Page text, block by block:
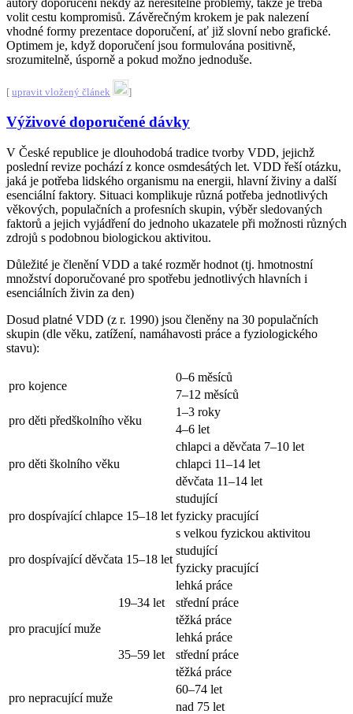
autory doporučení někdy až neřešitelné problémy, takže je třeba
volit cestu kompromisů. Závěrečným krokem je pak nalezení
vhodné formy prezentace doporučení, ať již slovní nebo grafické.
Optimem je, když doporučení jsou formulována positivně,
srozumitelně, úsporně a pokud možno jednoduše.
[ upravit vložený článek ]
Výživové doporučené dávky
V České republice je dlouhodobá tradice tvorby VDD, jejichž
poslední revize pochází z konce osmdesátých let. VDD řeší otázku,
jaká je potřeba lidského organismu na energii, hlavní živiny a další
esenciální faktory. Situaci komplikuje různá potřeba jednotlivých
věkových, populačních a profesních skupin, výběr sledovaných
faktorů a jejich vyjádření do jednoho ukazatele při možnosti různých
zdrojů s podobnou biologickou aktivitou.
Důležité je členění VDD a také rozměr hodnot (tj. hmotnostní
množství doporučované pro spotřebu jednotlivých hlavních i
esenciálních živin za den)
Dosud platné VDD (z r. 1990) jsou členěny na 30 populačních
skupin (dle věku, zatížení, namáhavosti práce a fyziologického
stavu):
pro kojence
0–6 měsíců
7–12 měsíců
pro děti předškolního věku
1–3 roky
4–6 let
pro děti školního věku
chlapci a děvčata 7–10 let
chlapci 11–14 let
děvčata 11–14 let
pro dospívající chlapce 15–18 let
studující
fyzicky pracující
s velkou fyzickou aktivitou
pro dospívající děvčata 15–18 let
studující
fyzicky pracující
pro pracující muže
19–34 let
lehká práce
střední práce
těžká práce
35–59 let
lehká práce
střední práce
těžká práce
pro nepracující muže
60–74 let
nad 75 let